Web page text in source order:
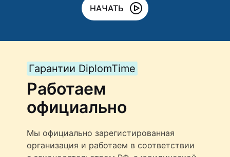
НАЧАТЬ
Гарантии DiplomTime
Работаем
официально
Мы официально зарегистированная
организация и работаем в соответствии